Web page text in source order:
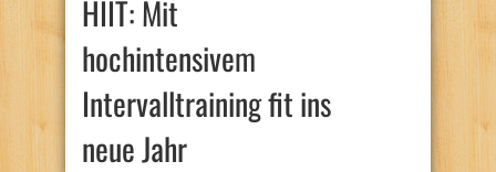
HIIT: Mit
hochintensivem
Intervalltraining fit ins
neue Jahr